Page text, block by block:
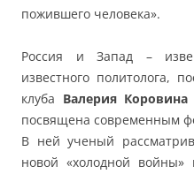
пожившего человека».
Россия и Запад –
известного политолога,
клуба Валерия Коровина
посвящена современным
В ней ученый
новой «холодной